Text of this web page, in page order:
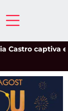
captiva el